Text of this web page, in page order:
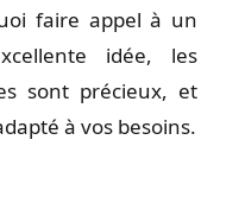
faire appel à un
idée, les
sont précieux, et
à vos besoins.